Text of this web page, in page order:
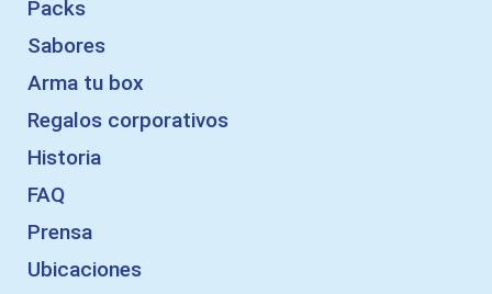
Packs
Sabores
Arma tu box
Regalos corporativos
Historia
FAQ
Prensa
Ubicaciones